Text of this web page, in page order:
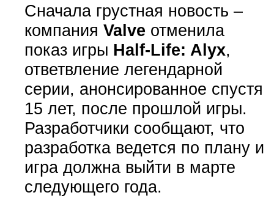
Сначала грустная новость –
компания Valve отменила
показ игры Half-Life: Alyx,
ответвление легендарной
серии, анонсированное спустя
15 лет, после прошлой игры.
Разработчики сообщают, что
разработка ведется по плану и
игра должна выйти в марте
следующего года.